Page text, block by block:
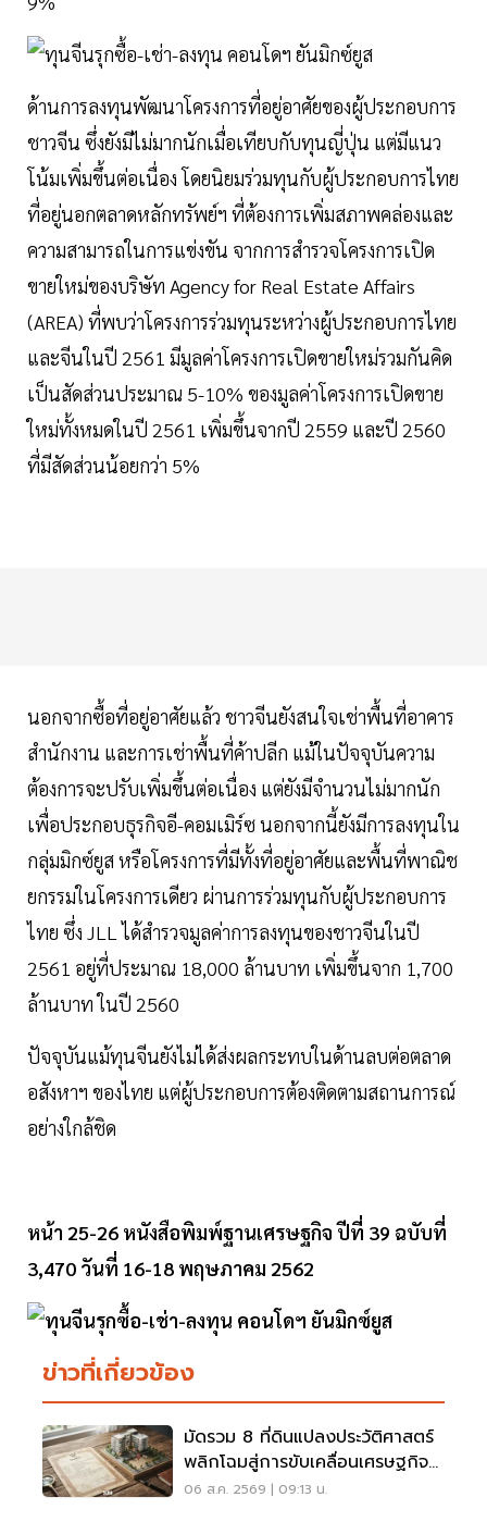
ด้านการลงทุนพัฒนาโครงการที่อยู่อาศัยของผู้ประกอบการ
ชาวจีน ซึ่งยังมีไม่มากนักเมื่อเทียบกับทุนญี่ปุ่น แต่มีแนว
โน้มเพิ่มขึ้นต่อเนื่อง โดยนิยมร่วมทุนกับผู้ประกอบการไทย
ที่อยู่นอกตลาดหลักทรัพย์ฯ ที่ต้องการเพิ่มสภาพคล่องและ
ความสามารถในการแข่งขัน จากการสำรวจโครงการเปิด
ขายใหม่ของบริษัท Agency for Real Estate Affairs
(AREA) ที่พบว่าโครงการร่วมทุนระหว่างผู้ประกอบการไทย
และจีนในปี 2561 มีมูลค่าโครงการเปิดขายใหม่รวมกันคิด
เป็นสัดส่วนประมาณ 5-10% ของมูลค่าโครงการเปิดขาย
ใหม่ทั้งหมดในปี 2561 เพิ่มขึ้นจากปี 2559 และปี 2560
ที่มีสัดส่วนน้อยกว่า 5%
นอกจากซื้อที่อยู่อาศัยแล้ว ชาวจีนยังสนใจเช่าพื้นที่อาคาร
สำนักงาน และการเช่าพื้นที่ค้าปลีก แม้ในปัจจุบันความ
ต้องการจะปรับเพิ่มขึ้นต่อเนื่อง แต่ยังมีจำนวนไม่มากนัก
เพื่อประกอบธุรกิจอี-คอมเมิร์ซ นอกจากนี้ยังมีการลงทุนใน
กลุ่มมิกซ์ยูส หรือโครงการที่มีทั้งที่อยู่อาศัยและพื้นที่พาณิช
ยกรรมในโครงการเดียว ผ่านการร่วมทุนกับผู้ประกอบการ
ไทย ซึ่ง JLL ได้สำรวจมูลค่าการลงทุนของชาวจีนในปี
2561 อยู่ที่ประมาณ 18,000 ล้านบาท เพิ่มขึ้นจาก 1,700
ล้านบาท ในปี 2560
ปัจจุบันแม้ทุนจีนยังไม่ได้ส่งผลกระทบในด้านลบต่อตลาด
อสังหาฯ ของไทย แต่ผู้ประกอบการต้องติดตามสถานการณ์
อย่างใกล้ชิด
หน้า 25-26 หนังสือพิมพ์ฐานเศรษฐกิจ ปีที่ 39 ฉบับที่
3,470 วันที่ 16-18 พฤษภาคม 2562
ข่าวที่เกี่ยวข้อง
มัดรวม 8 ที่ดินแปลงประวัติศาสตร์
พลิกโฉมสู่การขับเคลื่อนเศรษฐกิจ
เมือง
06 ส.ค. 2569 | 09:13 น.